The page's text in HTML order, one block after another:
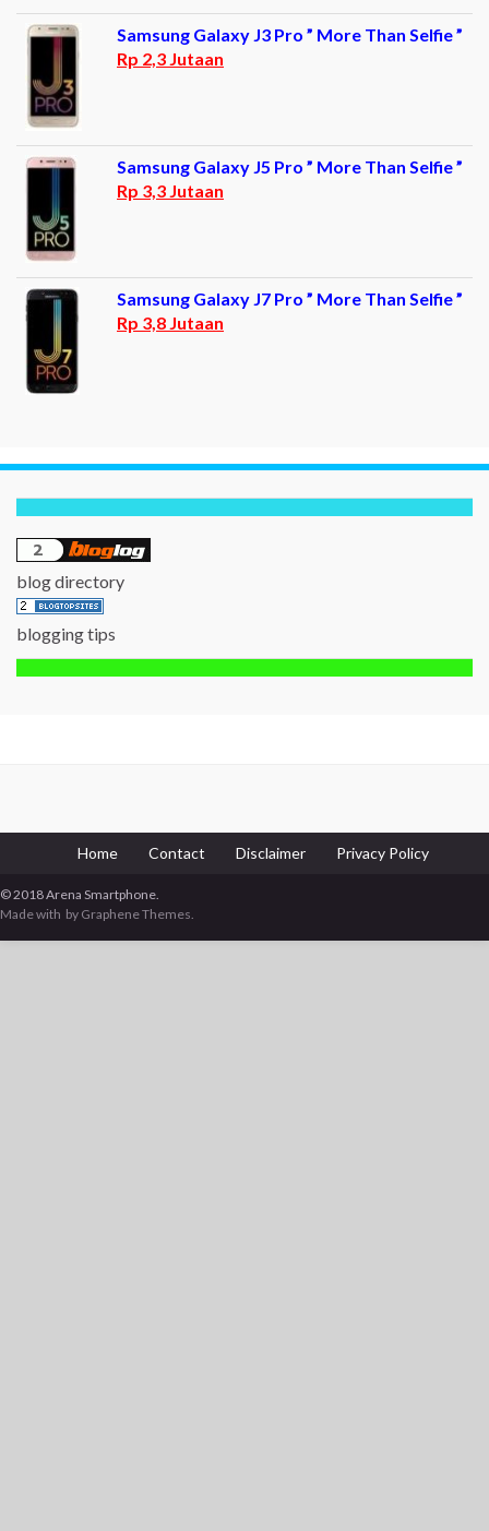
Samsung Galaxy J3 Pro ” More Than Selfie ”
Rp 2,3 Jutaan
Samsung Galaxy J5 Pro ” More Than Selfie ”
Rp 3,3 Jutaan
Samsung Galaxy J7 Pro ” More Than Selfie ”
Rp 3,8 Jutaan
blog directory
blogging tips
Home Contact Disclaimer Privacy Policy
© 2018 Arena Smartphone.
Made with by Graphene Themes.